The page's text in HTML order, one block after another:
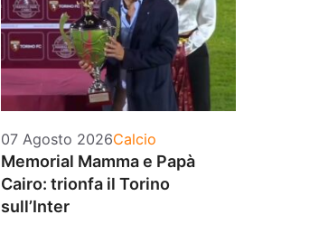
07 Agosto 2026Categorie
Calcio
Memorial Mamma e Papà
Cairo: trionfa il Torino
sull’Inter